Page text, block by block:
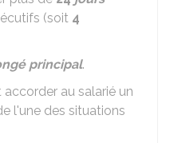
(soit 4
principal.
au salarié un
l'une des situations